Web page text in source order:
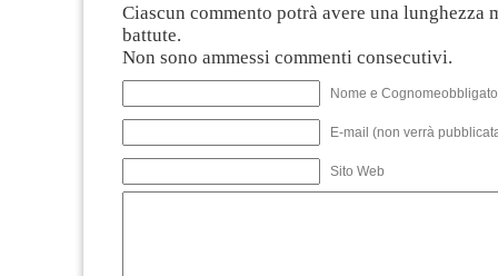
Ciascun commento potrà avere una lunghezza
battute.
Non sono ammessi commenti consecutivi.
Nome e
E-mail (non verrà
Sito Web